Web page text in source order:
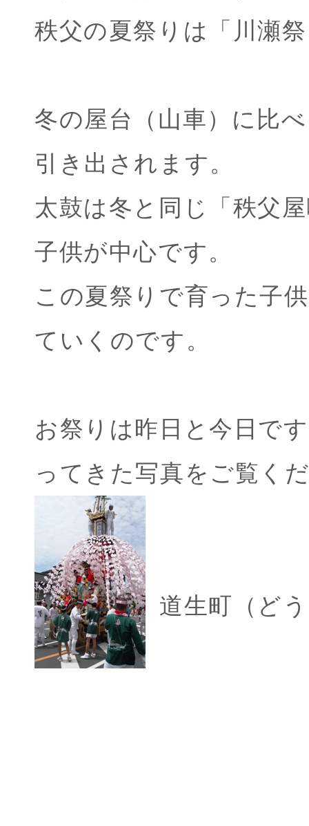
秩父の夏祭りは「川瀬
冬の屋台（山車）に比
引き出されます。
太鼓は冬と同じ「秩父
子供が中心です。
この夏祭りで育った子
ていくのです。
お祭りは昨日と今日で
ってきた写真をご覧く
道生町（ど